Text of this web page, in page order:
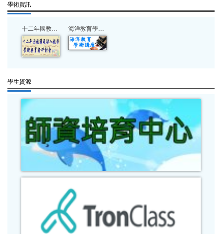
學術資訊
十二年國教議題融入教學研討會 海洋教育學術講座
學生資源